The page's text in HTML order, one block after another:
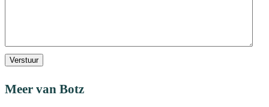
Verstuur
Meer van Botz